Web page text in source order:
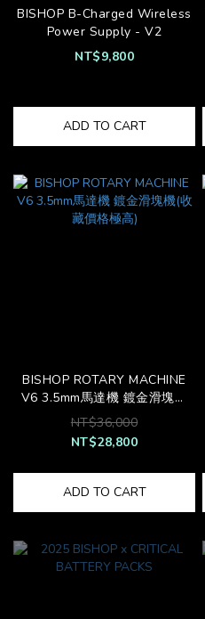
BISHOP B-Charged Wireless
Power Supply - V2
NT$9,800
ADD TO CART
BISHOP ROTARY MACHINE
V6 3.5mm馬達機 鍍金滑塊機
(收藏價格極高)
NT$36,000
NT$28,800
ADD TO CART